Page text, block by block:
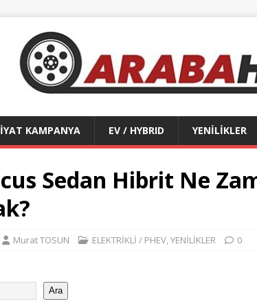
KAMPANYA EV / HYBRID YENİLİKLER
Sedan Hibrit Ne
Murat TOSUN ELEKTRİKLİ / PHEV,YENİLİKLER 0
Ara